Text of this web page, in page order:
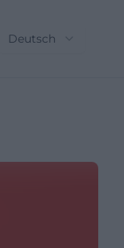
Deutsch